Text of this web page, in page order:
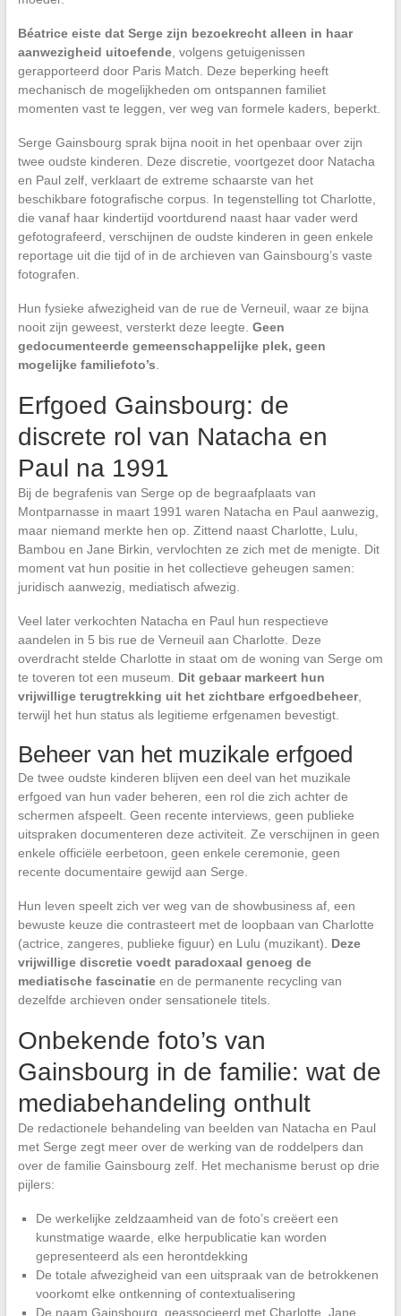
Béatrice eiste dat Serge zijn bezoekrecht alleen in haar
aanwezigheid uitoefende, volgens getuigenissen
gerapporteerd door Paris Match. Deze beperking heeft
mechanisch de mogelijkheden om ontspannen familiet
momenten vast te leggen, ver weg van formele kaders, beperkt.
Serge Gainsbourg sprak bijna nooit in het openbaar over zijn
twee oudste kinderen. Deze discretie, voortgezet door Natacha
en Paul zelf, verklaart de extreme schaarste van het
beschikbare fotografische corpus. In tegenstelling tot Charlotte,
die vanaf haar kindertijd voortdurend naast haar vader werd
gefotografeerd, verschijnen de oudste kinderen in geen enkele
reportage uit die tijd of in de archieven van Gainsbourg’s vaste
fotografen.
Hun fysieke afwezigheid van de rue de Verneuil, waar ze bijna
nooit zijn geweest, versterkt deze leegte. Geen
gedocumenteerde gemeenschappelijke plek, geen
mogelijke familiefoto’s.
Erfgoed Gainsbourg: de
discrete rol van Natacha en
Paul na 1991
Bij de begrafenis van Serge op de begraafplaats van
Montparnasse in maart 1991 waren Natacha en Paul aanwezig,
maar niemand merkte hen op. Zittend naast Charlotte, Lulu,
Bambou en Jane Birkin, vervlochten ze zich met de menigte. Dit
moment vat hun positie in het collectieve geheugen samen:
juridisch aanwezig, mediatisch afwezig.
Veel later verkochten Natacha en Paul hun respectieve
aandelen in 5 bis rue de Verneuil aan Charlotte. Deze
overdracht stelde Charlotte in staat om de woning van Serge om
te toveren tot een museum. Dit gebaar markeert hun
vrijwillige terugtrekking uit het zichtbare erfgoedbeheer,
terwijl het hun status als legitieme erfgenamen bevestigt.
Beheer van het muzikale erfgoed
De twee oudste kinderen blijven een deel van het muzikale
erfgoed van hun vader beheren, een rol die zich achter de
schermen afspeelt. Geen recente interviews, geen publieke
uitspraken documenteren deze activiteit. Ze verschijnen in geen
enkele officiële eerbetoon, geen enkele ceremonie, geen
recente documentaire gewijd aan Serge.
Hun leven speelt zich ver weg van de showbusiness af, een
bewuste keuze die contrasteert met de loopbaan van Charlotte
(actrice, zangeres, publieke figuur) en Lulu (muzikant). Deze
vrijwillige discretie voedt paradoxaal genoeg de
mediatische fascinatieen de permanente recycling van
dezelfde archieven onder sensationele titels.
Onbekende foto’s van
Gainsbourg in de familie: wat de
mediabehandeling onthult
De redactionele behandeling van beelden van Natacha en Paul
met Serge zegt meer over de werking van de roddelpers dan
over de familie Gainsbourg zelf. Het mechanisme berust op drie
pijlers:
De werkelijke zeldzaamheid van de foto’s creëert een
kunstmatige waarde, elke herpublicatie kan worden
gepresenteerd als een herontdekking
De totale afwezigheid van een uitspraak van de betrokkenen
voorkomt elke ontkenning of contextualisering
De naam Gainsbourg, geassocieerd met Charlotte, Jane